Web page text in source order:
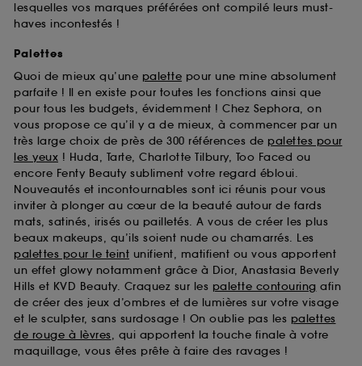
lesquelles vos marques préférées ont compilé leurs must-
haves incontestés !
Palettes
Quoi de mieux qu’une palette pour une mine absolument
parfaite ! Il en existe pour toutes les fonctions ainsi que
pour tous les budgets, évidemment ! Chez Sephora, on
vous propose ce qu’il y a de mieux, à commencer par un
très large choix de près de 300 références de palettes pour
les yeux ! Huda, Tarte, Charlotte Tilbury, Too Faced ou
encore Fenty Beauty subliment votre regard ébloui.
Nouveautés et incontournables sont ici réunis pour vous
inviter à plonger au cœur de la beauté autour de fards
mats, satinés, irisés ou pailletés. A vous de créer les plus
beaux makeups, qu’ils soient nude ou chamarrés. Les
palettes pour le teint unifient, matifient ou vous apportent
un effet glowy notamment grâce à Dior, Anastasia Beverly
Hills et KVD Beauty. Craquez sur les palette contouring afin
de créer des jeux d’ombres et de lumières sur votre visage
et le sculpter, sans surdosage ! On oublie pas les palettes
de rouge à lèvres, qui apportent la touche finale à votre
maquillage, vous êtes prête à faire des ravages !